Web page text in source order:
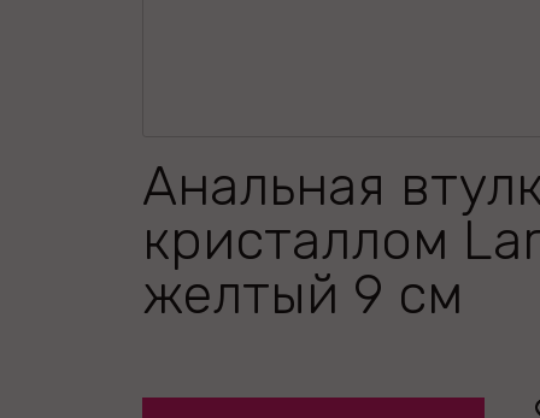
Анальная
кристаллом
желтый 9 см